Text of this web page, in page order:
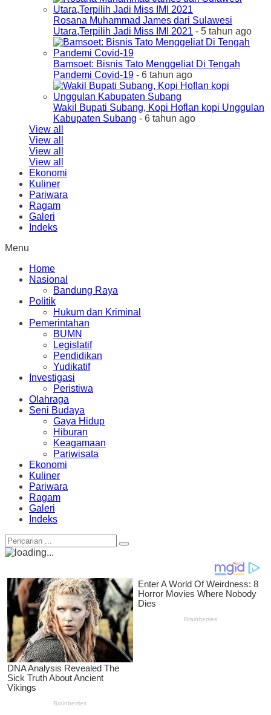
Rosana Muhammad James dari Sulawesi
Utara,Terpilih Jadi Miss IMI 2021 - 5 tahun ago
Bamsoet: Bisnis Tato Menggeliat Di Tengah
Pandemi Covid-19 - 6 tahun ago
Wakil Bupati Subang, Kopi Hoflan kopi Unggulan
Kabupaten Subang - 6 tahun ago
View all
View all
View all
View all
Ekonomi
Kuliner
Pariwara
Ragam
Galeri
Indeks
Menu
Home
Nasional
Bandung Raya
Politik
Hukum dan Kriminal
Pemerintahan
BUMN
Legislatif
Pendidikan
Yudikatif
Investigasi
Peristiwa
Olahraga
Seni Budaya
Gaya Hidup
Hiburan
Keagamaan
Pariwisata
Ekonomi
Kuliner
Pariwara
Ragam
Galeri
Indeks